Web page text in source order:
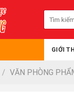
kiếm:
GIỚI
/ VĂN PHÒNG